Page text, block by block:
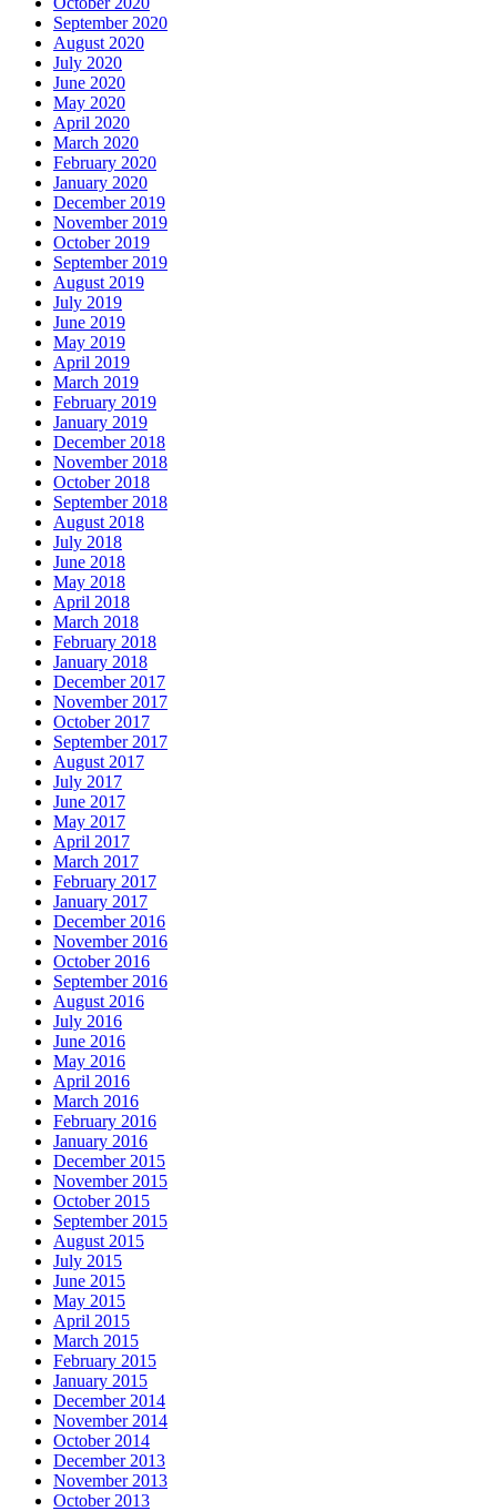
September 2020
August 2020
July 2020
June 2020
May 2020
April 2020
March 2020
February 2020
January 2020
December 2019
November 2019
October 2019
September 2019
August 2019
July 2019
June 2019
May 2019
April 2019
March 2019
February 2019
January 2019
December 2018
November 2018
October 2018
September 2018
August 2018
July 2018
June 2018
May 2018
April 2018
March 2018
February 2018
January 2018
December 2017
November 2017
October 2017
September 2017
August 2017
July 2017
June 2017
May 2017
April 2017
March 2017
February 2017
January 2017
December 2016
November 2016
October 2016
September 2016
August 2016
July 2016
June 2016
May 2016
April 2016
March 2016
February 2016
January 2016
December 2015
November 2015
October 2015
September 2015
August 2015
July 2015
June 2015
May 2015
April 2015
March 2015
February 2015
January 2015
December 2014
November 2014
October 2014
December 2013
November 2013
October 2013